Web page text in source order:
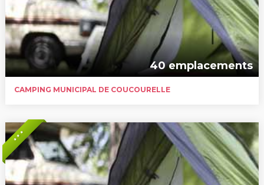
40 emplacements
CAMPING MUNICIPAL DE COUCOURELLE
* * *